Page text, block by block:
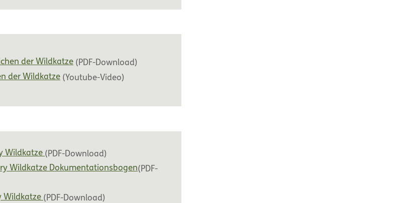
der Wildkatze (PDF-Download)
der Wildkatze (Youtube-Video)
Wildkatze (PDF-Download)
Wildkatze Dokumentationsbogen(PDF-
Wildkatze (PDF-Download)